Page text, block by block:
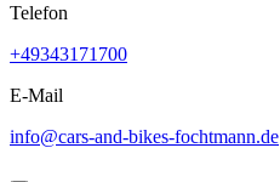
Telefon
+49343171700
E-Mail
info@cars-and-bikes-fochtmann.de